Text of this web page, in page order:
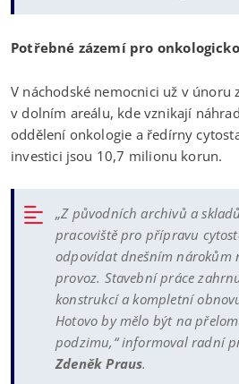
Potřebné zázemí pro
V náchodské nemocnici už v únoru
v dolním areálu, kde vznikají
oddělení onkologie a ředírny
investici jsou 10,7 milionu korun.
„Z původních archivů a
pracoviště pro přípravu
odpovídat dnešním nárokům
provoz. Stavební práce
konstrukcí a kompletní
Hotovo by mělo být na
podzimu,“ informoval radní
Zdeněk Praus.